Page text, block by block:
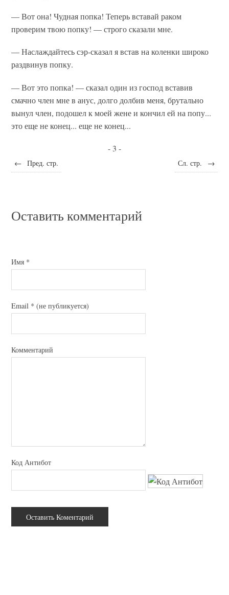
— Вот она! Чудная попка! Теперь вставай раком
проверим твою попку! — строго сказали мне.
— Наслаждайтесь сэр-сказал я встав на коленки широко
раздвинув попку.
— Вот это попка! — сказал один из господ вставив
смачно член мне в анус, долго долбив меня, брутально
вынул член, подошел к моей жене и кончил ей на попу...
это еще не конец... еще не конец...
- 3 -
← Пред. стр. Сл. стр. →
Оставить комментарий
Имя *
Email * (не публикуется)
Комментарий
Код Антибот